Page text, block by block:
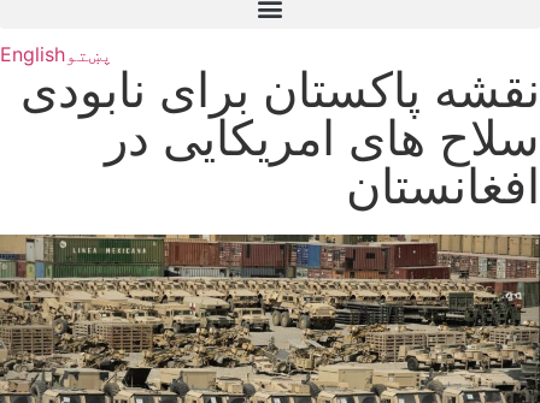
پښتوEnglish
نقشه پاکستان برای نابودی
سلاح های امریکایی در
افغانستان